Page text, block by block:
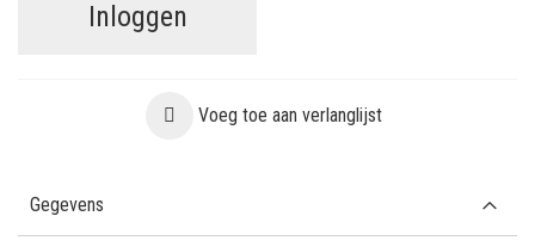
Inloggen
Voeg toe aan verlanglijst
Gegevens